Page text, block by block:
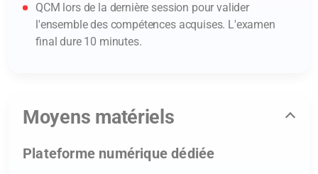
QCM lors de la dernière session pour valider
l'ensemble des compétences acquises. L'examen
final dure 10 minutes.
Moyens matériels
Plateforme numérique dédiée